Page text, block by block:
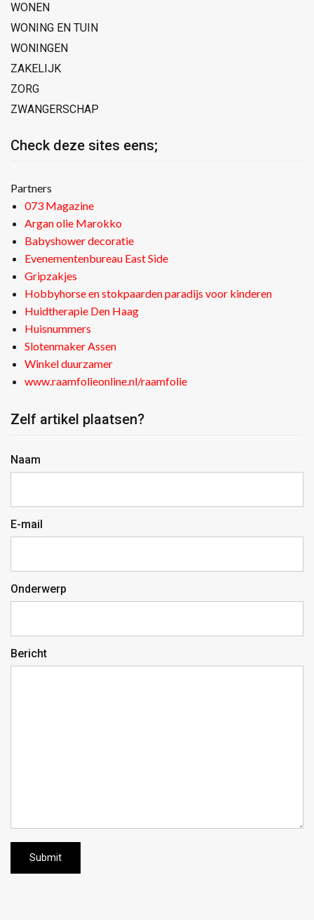
WONEN
WONING EN TUIN
WONINGEN
ZAKELIJK
ZORG
ZWANGERSCHAP
Check deze sites eens;
Partners
073 Magazine
Argan olie Marokko
Babyshower decoratie
Evenementenbureau East Side
Gripzakjes
Hobbyhorse en stokpaarden paradijs voor kinderen
Huidtherapie Den Haag
Huisnummers
Slotenmaker Assen
Winkel duurzamer
www.raamfolieonline.nl/raamfolie
Zelf artikel plaatsen?
Naam
E-mail
Onderwerp
Bericht